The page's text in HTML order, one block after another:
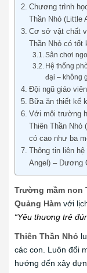
Chương trình
Thần Nhỏ (Little
Cơ sở vật chất
Thần Nhỏ có tốt
Sân chơi
Hệ thống
đại – không
Đội ngũ giáo
Bữa ăn thiết kế
Với môi trường
Thiên Thần Nhỏ
có cao như ba
Thông tin liên
Angel) – Dương
Trường mầm non
Quảng Hàm với
“Yêu thương trẻ
Thiên Thần Nhỏ
các con. Luôn đổi
hướng đến xây